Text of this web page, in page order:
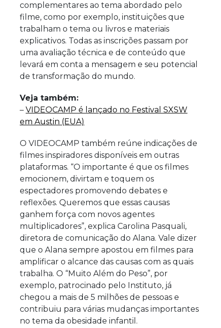
complementares ao tema abordado pelo
filme, como por exemplo, instituições que
trabalham o tema ou livros e materiais
explicativos. Todas as inscrições passam por
uma avaliação técnica e de conteúdo que
levará em conta a mensagem e seu potencial
de transformação do mundo.
Veja também:
– VIDEOCAMP é lançado no Festival SXSW
em Austin (EUA)
O VIDEOCAMP também reúne indicações de
filmes inspiradores disponíveis em outras
plataformas. “O importante é que os filmes
emocionem, divirtam e toquem os
espectadores promovendo debates e
reflexões. Queremos que essas causas
ganhem força com novos agentes
multiplicadores”, explica Carolina Pasquali,
diretora de comunicação do Alana. Vale dizer
que o Alana sempre apostou em filmes para
amplificar o alcance das causas com as quais
trabalha. O “Muito Além do Peso”, por
exemplo, patrocinado pelo Instituto, já
chegou a mais de 5 milhões de pessoas e
contribuiu para várias mudanças importantes
no tema da obesidade infantil.